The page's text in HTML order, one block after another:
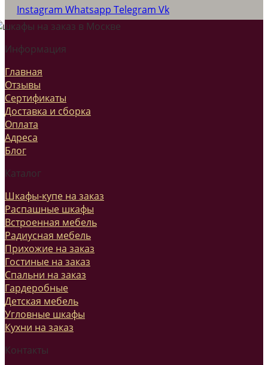
Instagram Whatsapp Telegram Vk
Информация
Главная
Отзывы
Сертификаты
Доставка и сборка
Оплата
Адреса
Блог
Каталог
Шкафы-купе на заказ
Распашные шкафы
Встроенная мебель
Радиусная мебель
Прихожие на заказ
Гостиные на заказ
Спальни на заказ
Гардеробные
Детская мебель
Угловные шкафы
Кухни на заказ
Контакты